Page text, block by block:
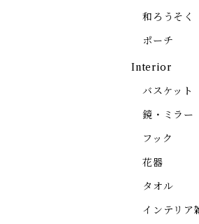
和ろうそく
ポーチ
Interior
バスケット
鏡・ミラー
フック
花器
タオル
インテリア